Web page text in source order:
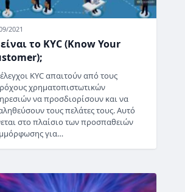
2021
είναι το KYC (Know Your
KYC απαιτούν από τους
χρηματοπιστωτικών
να προσδιορίσουν και να
τους πελάτες τους. Αυτό
στο πλαίσιο των προσπαθειών
για…